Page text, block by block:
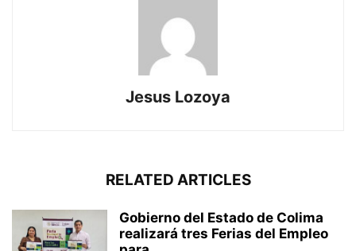
Jesus Lozoya
RELATED ARTICLES
Gobierno del Estado de Colima
realizará tres Ferias del Empleo